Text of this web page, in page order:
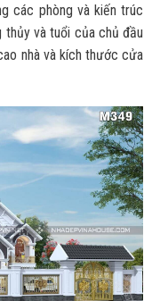
các phòng và kiến trúc
và tuổi của chủ đầu
nhà và kích thước cửa